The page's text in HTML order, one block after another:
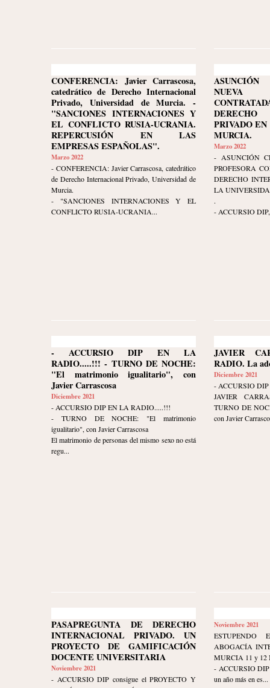
CONFERENCIA: Javier Carrascosa,
catedrático de Derecho Internacional
Privado, Universidad de Murcia. -
"SANCIONES INTERNACIONES Y
EL CONFLICTO RUSIA-UCRANIA.
REPERCUSIÓN EN LAS
EMPRESAS ESPAÑOLAS".
Marzo 2022
- CONFERENCIA: Javier Carrascosa, catedrático
de Derecho Internacional Privado, Universidad de
Murcia.
- "SANCIONES INTERNACIONES Y EL
CONFLICTO RUSIA-UCRANIA...
NUEVA
PRIVADO
MURCIA.
Marzo 2022
- ASUNCIÓN
PROFESORA
DERECHO
LA
.
- ACCURSIO
- ACCURSIO DIP EN LA
RADIO.....!!! - TURNO DE NOCHE:
"El matrimonio igualitario", con
Javier Carrascosa
Diciembre 2021
- ACCURSIO DIP EN LA RADIO.....!!!
- TURNO DE NOCHE: "El matrimonio
igualitario", con Javier Carrascosa
El matrimonio de personas del mismo sexo no está
regu...
JAVIER
RADIO. La
Diciembre 2021
- ACCURSIO
JAVIER
TURNO DE
con Javier
PASAPREGUNTA DE DERECHO
INTERNACIONAL PRIVADO. UN
PROYECTO DE GAMIFICACIÓN
DOCENTE UNIVERSITARIA
Noviembre 2021
- ACCURSIO DIP consigue el PROYECTO Y
Noviembre 2021
ABOGACÍA
MURCIA 11 y 12
- ACCURSIO DIP
un año más en es...